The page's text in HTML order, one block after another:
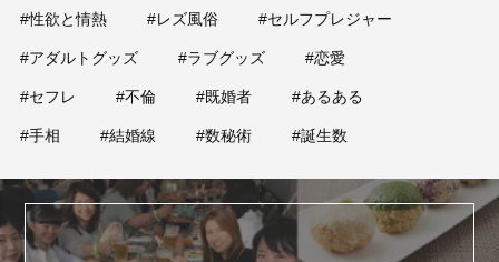
#性欲と情熱 #レズ風俗 #セルフプレジャー
#アダルトグッズ #ラブグッズ #恋愛
#セフレ #不倫 #既婚者 #あるある
#手相 #結婚線 #数秘術 #誕生数